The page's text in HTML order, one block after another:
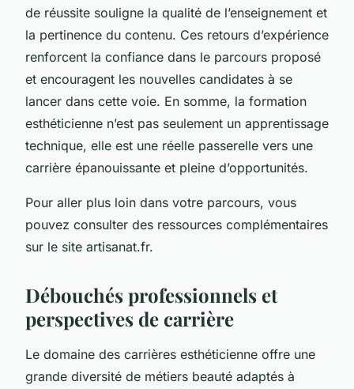
de réussite souligne la qualité de l’enseignement et
la pertinence du contenu. Ces retours d’expérience
renforcent la confiance dans le parcours proposé
et encouragent les nouvelles candidates à se
lancer dans cette voie. En somme, la formation
esthéticienne n’est pas seulement un apprentissage
technique, elle est une réelle passerelle vers une
carrière épanouissante et pleine d’opportunités.
Pour aller plus loin dans votre parcours, vous
pouvez consulter des ressources complémentaires
sur le site artisanat.fr.
Débouchés professionnels et
perspectives de carrière
Le domaine des carrières esthéticienne offre une
grande diversité de métiers beauté adaptés à